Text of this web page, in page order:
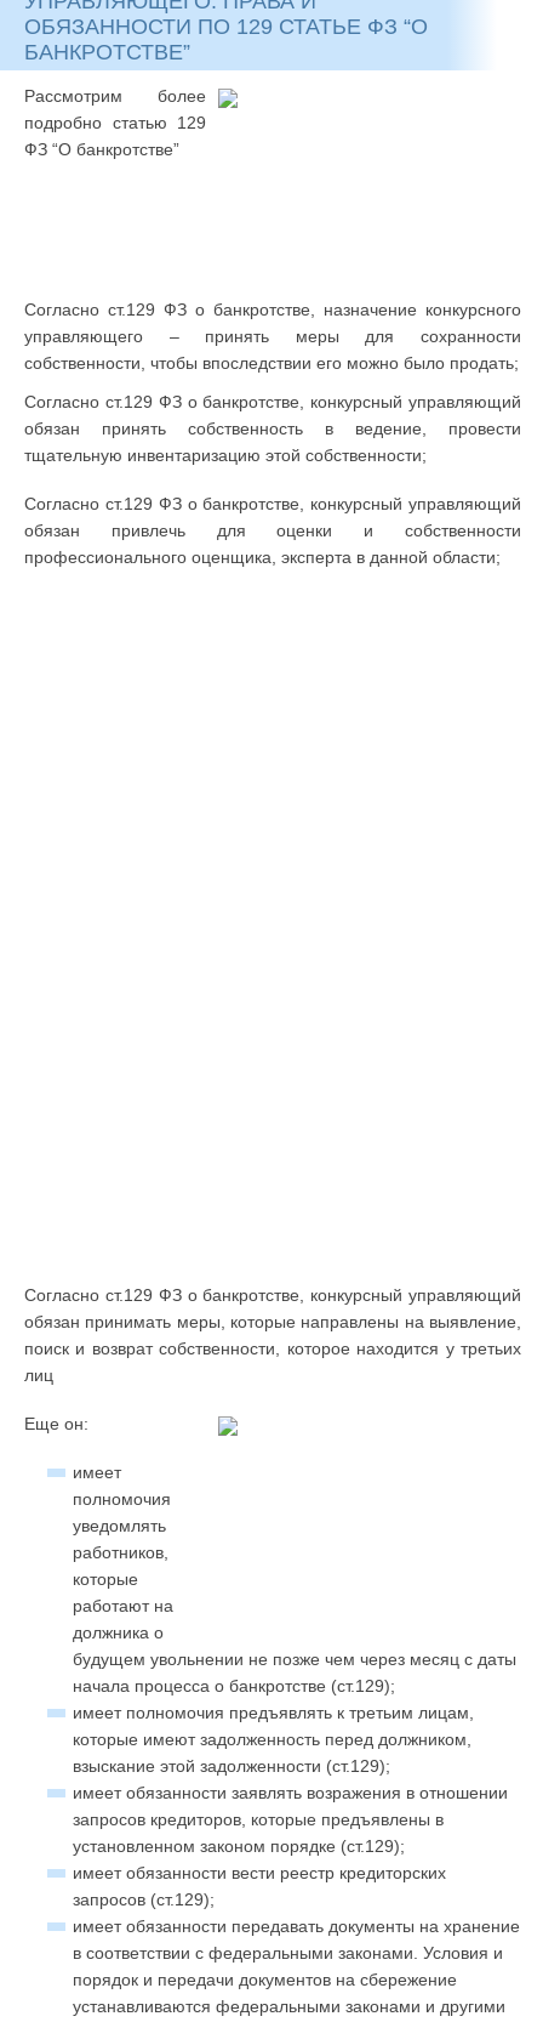
ОБЯЗАННОСТИ ПО 129 СТАТЬЕ ФЗ “О
БАНКРОТСТВЕ”
Рассмотрим более
подробно статью 129
ФЗ “О банкротстве”
Согласно ст.129 ФЗ о банкротстве, назначение конкурсного
управляющего – принять меры для сохранности
собственности, чтобы впоследствии его можно было продать;
Согласно ст.129 ФЗ о банкротстве, конкурсный управляющий
обязан принять собственность в ведение, провести
тщательную инвентаризацию этой собственности;
Согласно ст.129 ФЗ о банкротстве, конкурсный управляющий
обязан привлечь для оценки и собственности
профессионального оценщика, эксперта в данной области;
Согласно ст.129 ФЗ о банкротстве, конкурсный управляющий
обязан принимать меры, которые направлены на выявление,
поиск и возврат собственности, которое находится у третьих
лиц
Еще он:
имеет
полномочия
уведомлять
работников,
которые
работают на
должника о
будущем увольнении не позже чем через месяц с даты
начала процесса о банкротстве (ст.129);
имеет полномочия предъявлять к третьим лицам,
которые имеют задолженность перед должником,
взыскание этой задолженности (ст.129);
имеет обязанности заявлять возражения в отношении
запросов кредиторов, которые предъявлены в
установленном законом порядке (ст.129);
имеет обязанности вести реестр кредиторских
запросов (ст.129);
имеет обязанности передавать документы на хранение
в соответствии с федеральными законами. Условия и
порядок и передачи документов на сбережение
устанавливаются федеральными законами и другими